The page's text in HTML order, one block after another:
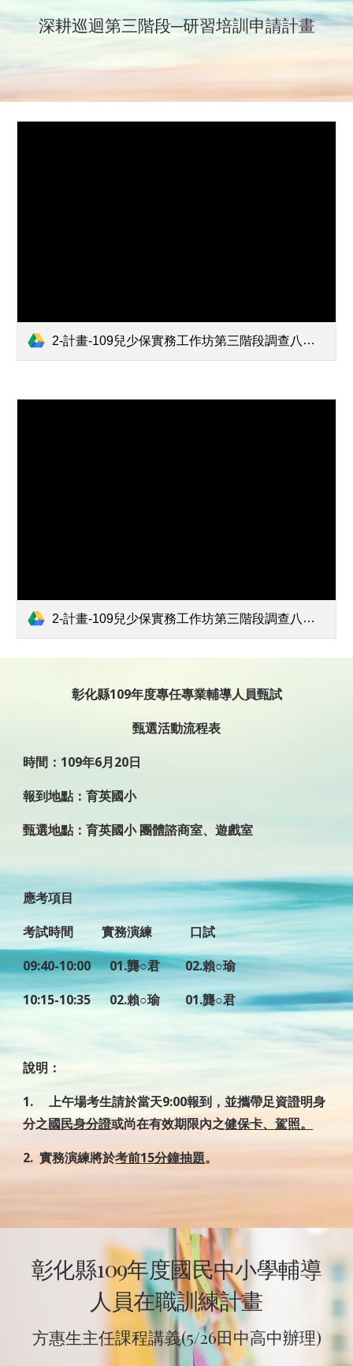
深耕巡迴第三階段─研習培訓申請計畫
2-計畫-109兒少保實務工作坊第三階段調查八校 0619發文.doc
2-計畫-109兒少保實務工作坊第三階段調查八校 0619發文.pdf
彰化縣109年度專任專業輔導人員甄試
甄選活動流程表
時間：109年6月20日
報到地點：育英國小
甄選地點：育英國小 團體諮商室、遊戲室
應考項目
考試時間         實務演練            口試
09:40-10:00      01.龔○君        02.賴○瑜
10:15-10:35      02.賴○瑜        01.龔○君
說明：
1.     上午場考生請於當天9:00報到，並攜帶足資證明身
分之國民身分證或尚在有效期限內之健保卡、駕照。
2.  實務演練將於考前15分鐘抽題。
彰化縣109年度國民中小學輔導
人員在職訓練計畫
方惠生主任課程講義(5/26田中高中辦理)